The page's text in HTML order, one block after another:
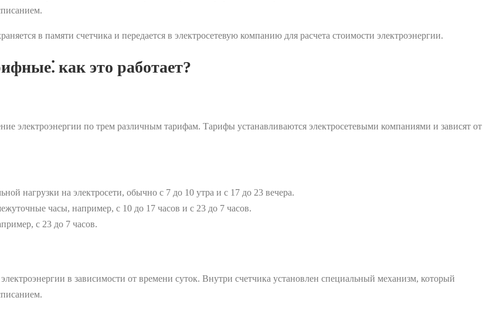
в памяти счетчика и передается в электросетевую компанию для расчета стоимости электроэнергии.
как это работает?
электроэнергии по трем различным тарифам. Тарифы устанавливаются электросетевыми компаниями и зависят от
нагрузки на электросети, обычно с 7 до 10 утра и с 17 до 23 вечера.
часы, например, с 10 до 17 часов и с 23 до 7 часов.
с 23 до 7 часов.
в зависимости от времени суток. Внутри счетчика установлен специальный механизм, который